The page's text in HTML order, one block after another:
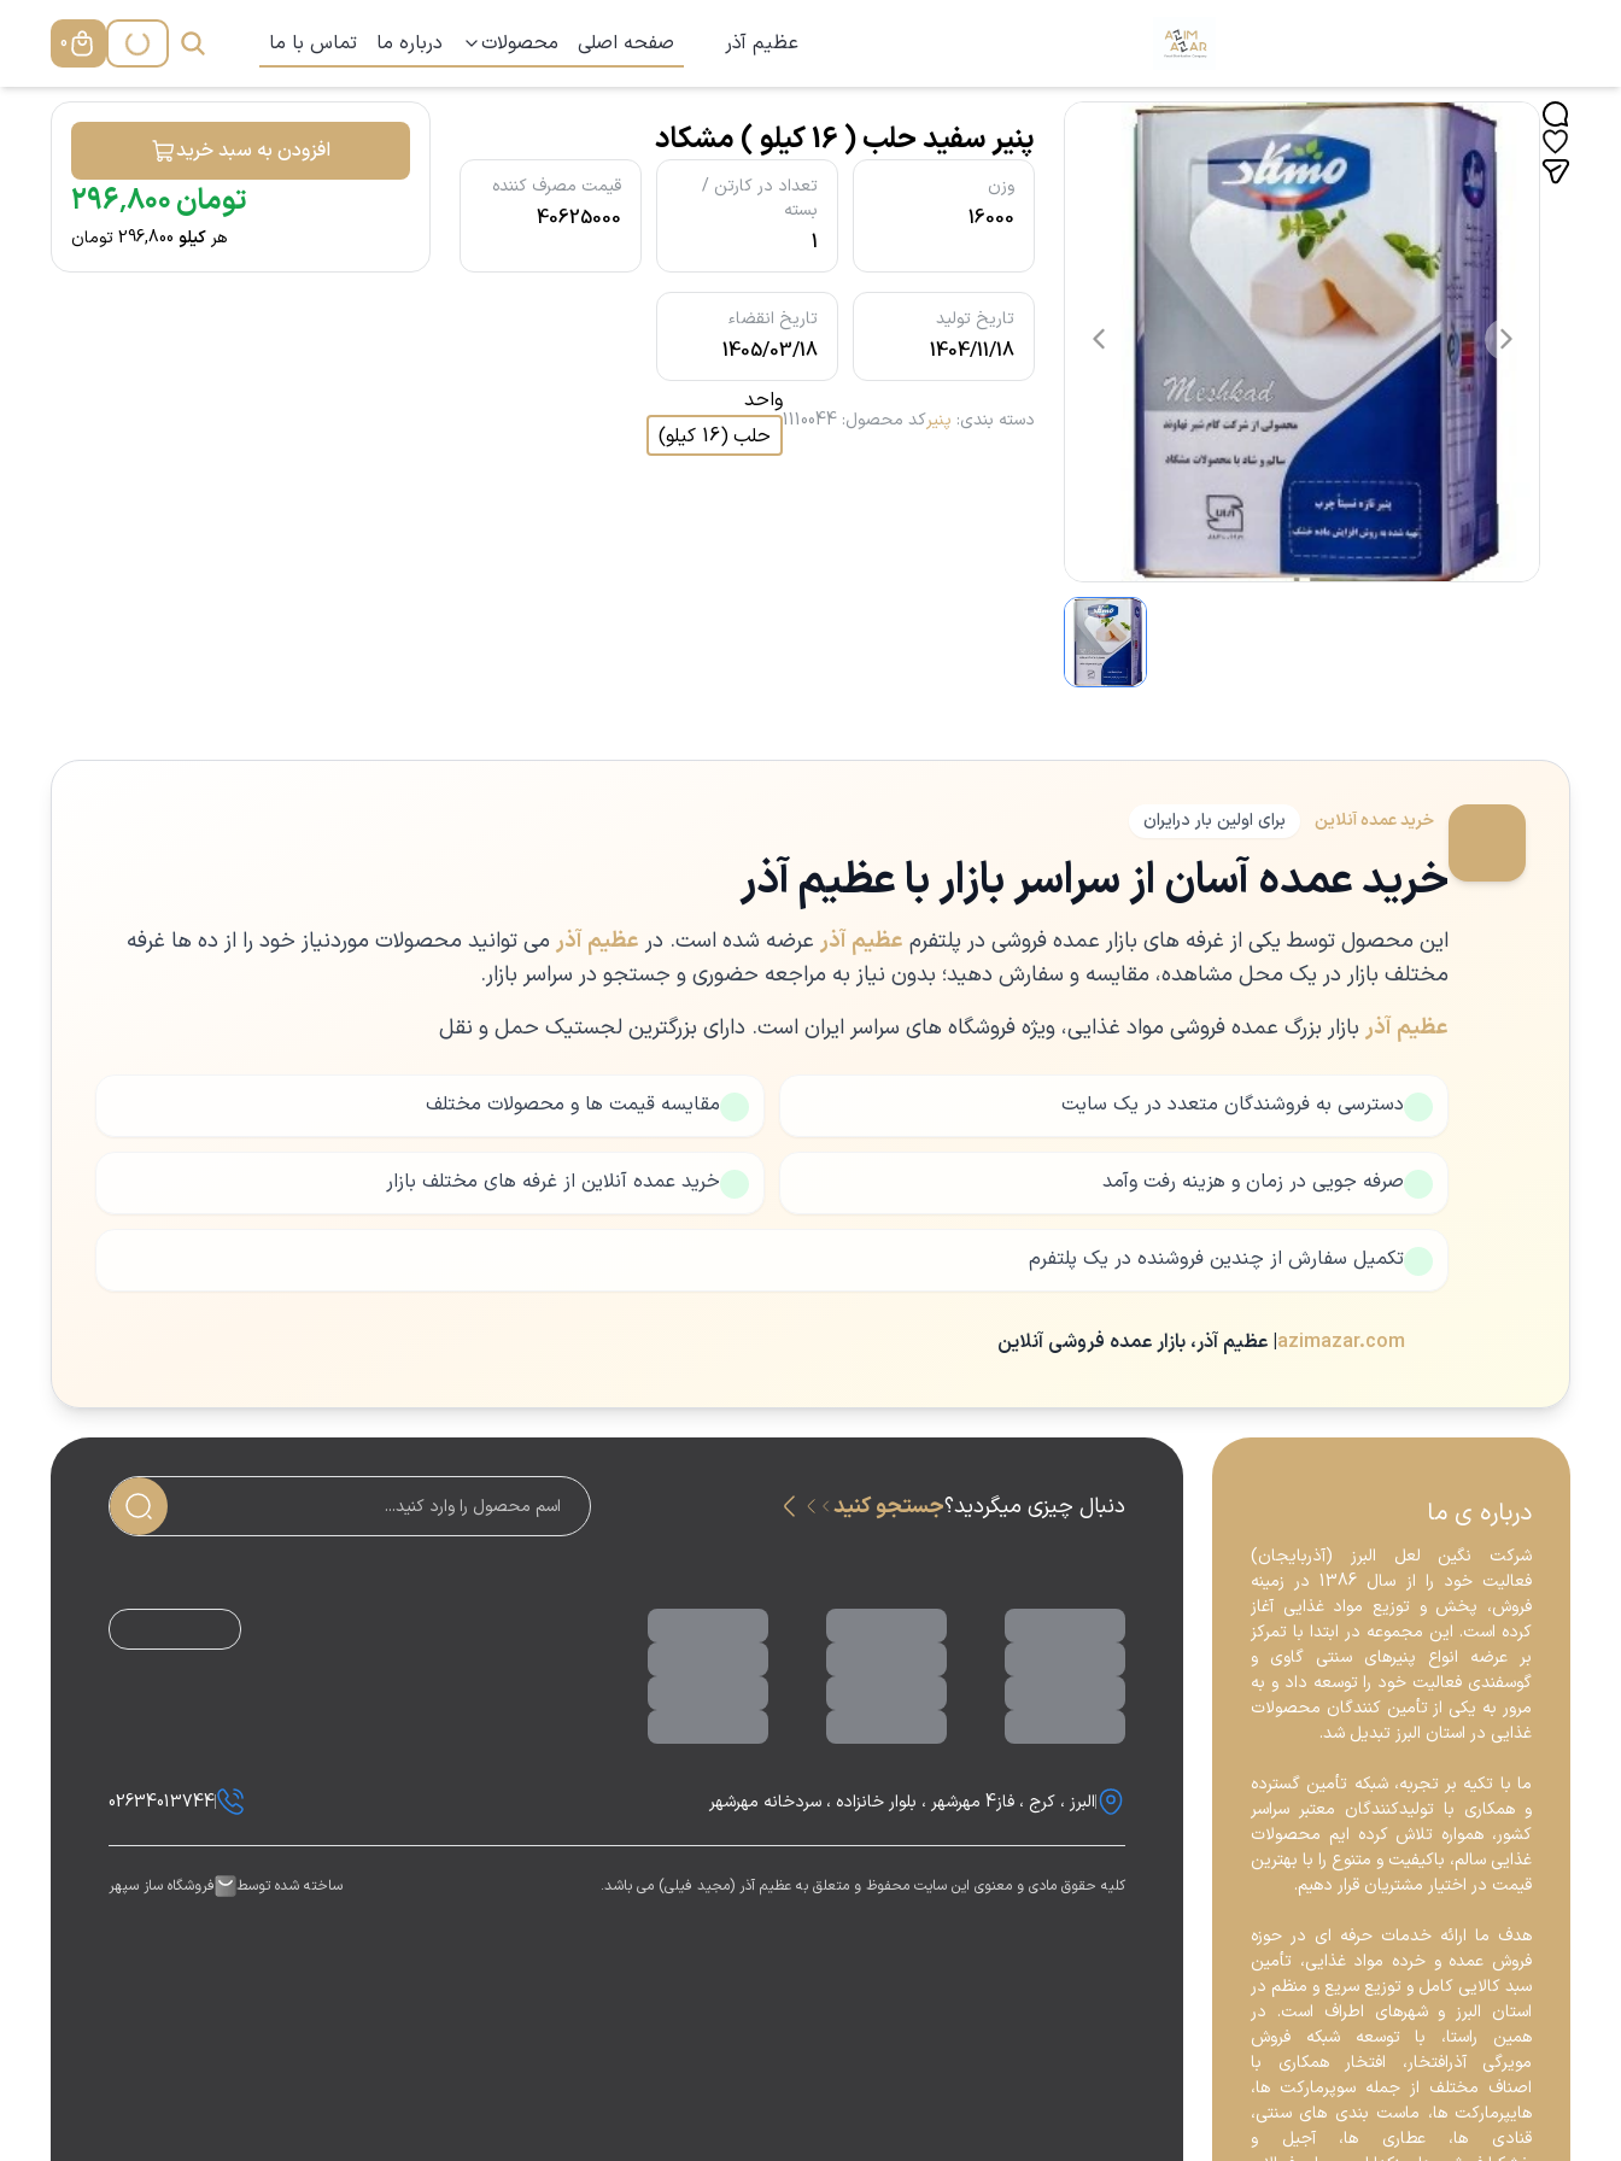
عظیم آذر صفحه اصلی محصولات درباره ما تماس با ما 0
پنیر سفید حلب ( 16 کیلو ) مشکاد
وزن
16000
تعداد در کارتن /
بسته
1
قیمت مصرف کننده
40625000
تاریخ تولید
1404/11/18
تاریخ انقضاء
1405/03/18
دسته بندی: پنیرکد محصول:
1110044
واحد
حلب(
16 کیلو)
افزودن به سبد خرید
۲۹۶٬۸۰۰تومان
هر کیلو 296,800تومان
خرید عمده آنلاین برای اولین بار درایران
خرید عمده آسان از سراسر بازار با عظیم آذر
این محصول توسط یکی از غرفه های بازار عمده فروشی در پلتفرم عظیم آذر عرضه شده است. در عظیم آذر می توانید محصولات موردنیاز خود را از ده ها غرفه
مختلف بازار در یک محل مشاهده، مقایسه و سفارش دهید؛ بدون نیاز به مراجعه حضوری و جستجو در سراسر بازار.
عظیم آذر بازار بزرگ عمده فروشی مواد غذایی، ویژه فروشگاه های سراسر ایران است. دارای بزرگترین لجستیک حمل و نقل
دسترسی به فروشندگان متعدد در یک سایت مقایسه قیمت ها و محصولات مختلف
صرفه جویی در زمان و هزینه رفت وآمد خرید عمده آنلاین از غرفه های مختلف بازار
تکمیل سفارش از چندین فروشنده در یک پلتفرم
azimazar.com| عظیم آذر، بازار عمده فروشی آنلاین
درباره ی ما دنبال چیزی میگردید؟جستجو کنید
البرز ، کرج ، فاز4 مهرشهر ، بلوار خانزاده ، سردخانه مهرشهر 02634013744
کلیه حقوق مادی و معنوی این سایت محفوظ و متعلق به عظیم آذر (مجید فیلی) می باشد. ساخته شده توسط فروشگاه ساز سپهر